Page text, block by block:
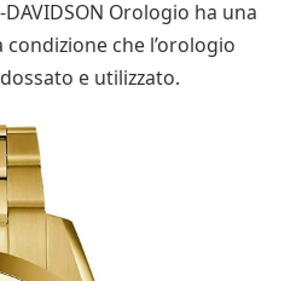
DAVIDSON Orologio ha una
che l’orologio
e utilizzato.